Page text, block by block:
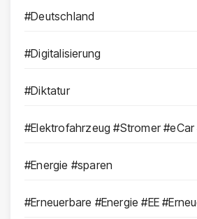
#Deutschland
#Digitalisierung
#Diktatur
#Elektrofahrzeug #Stromer
#Energie #sparen
#Erneuerbare #Energie #EE